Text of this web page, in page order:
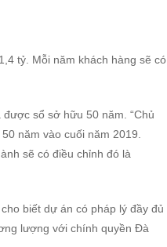
tỷ. Mỗi năm khách hàng sẽ có
sổ sở hữu 50 năm. “Chủ
năm vào cuối năm 2019.
sẽ có điều chỉnh đó là
biết dự án có pháp lý đầy đủ
lượng với chính quyền Đà